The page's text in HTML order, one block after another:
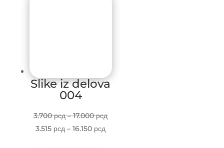
Slike iz delova
004
3.700рсд – 17.000рсдPrice
3.515 рсд – 16.150 рсд